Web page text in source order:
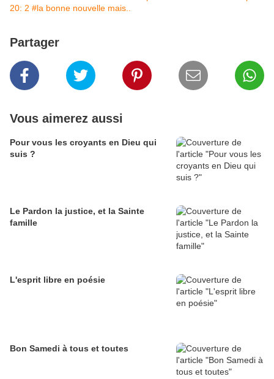
20: 2 #la bonne nouvelle mais..
Partager
Vous aimerez aussi
Pour vous les croyants en Dieu qui
suis ?
Le Pardon la justice, et la Sainte
famille
L'esprit libre en poésie
Bon Samedi à tous et toutes